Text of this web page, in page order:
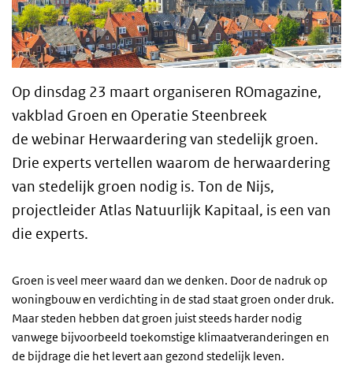
Op dinsdag 23 maart organiseren ROmagazine,
vakblad Groen en Operatie Steenbreek
de webinar Herwaardering van stedelijk groen.
Drie experts vertellen waarom de herwaardering
van stedelijk groen nodig is. Ton de Nijs,
projectleider Atlas Natuurlijk Kapitaal, is een van
die experts.
Groen is veel meer waard dan we denken. Door de nadruk op
woningbouw en verdichting in de stad staat groen onder druk.
Maar steden hebben dat groen juist steeds harder nodig
vanwege bijvoorbeeld toekomstige klimaatveranderingen en
de bijdrage die het levert aan gezond stedelijk leven.